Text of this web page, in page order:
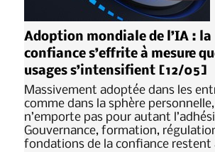
Adoption mondiale de l’IA : la
confiance s’effrite à mesure
usages s’intensifient [12/05]
Massivement adoptée dans les
comme dans la sphère personnelle,
n’emporte pas pour autant
Gouvernance, formation,
fondations de la confiance restent